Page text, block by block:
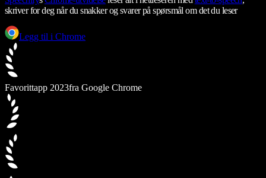
skriver for deg når du snakker og svarer på spørsmål om det du leser
Legg til i Chrome
Favorittapp 2023fra Google Chrome